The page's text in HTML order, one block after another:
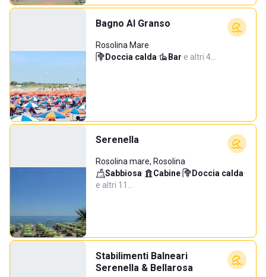
Bagno Al Granso
Rosolina Mare
Doccia calda· Bar·e altri 4…
Serenella
Rosolina mare, Rosolina
Sabbiosa· Cabine· Doccia calda·
e altri 11…
Stabilimenti Balneari
Serenella & Bellarosa